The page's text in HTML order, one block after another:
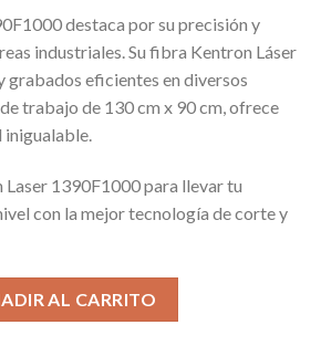
era:
COP
$ 165.000.000.
destaca por su precisión y
industriales. Su fibra Kentron Láser
grabados eficientes en diversos
trabajo de 130 cm x 90 cm, ofrece
inigualable.
Laser 1390F1000 para llevar tu
con la mejor tecnología de corte y
AL CARRITO